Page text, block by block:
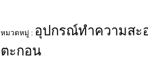
หมวดหมู่ : อุปกรณ์ทำความสะ
ตะกอน